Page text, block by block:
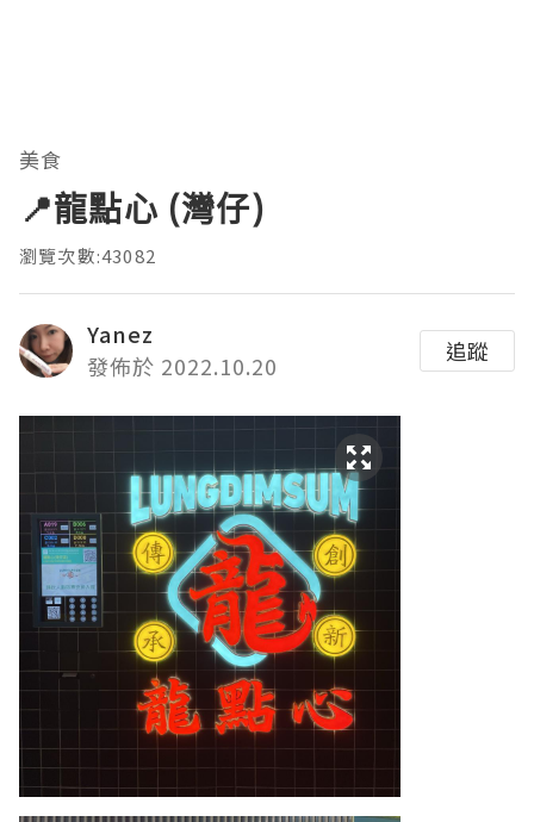
美食
📍龍點心 (灣仔)
瀏覽次數:43082
Yanez
發佈於 2022.10.20
追蹤